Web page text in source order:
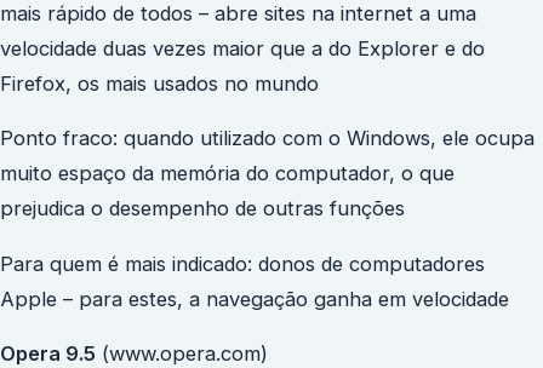
mais rápido de todos – abre sites na internet a uma
velocidade duas vezes maior que a do Explorer e do
Firefox, os mais usados no mundo
Ponto fraco: quando utilizado com o Windows, ele ocupa
muito espaço da memória do computador, o que
prejudica o desempenho de outras funções
Para quem é mais indicado: donos de computadores
Apple – para estes, a navegação ganha em velocidade
Opera 9.5 (www.opera.com)